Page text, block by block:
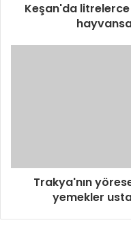
Keşan'da
Trakya'nın
yemekler